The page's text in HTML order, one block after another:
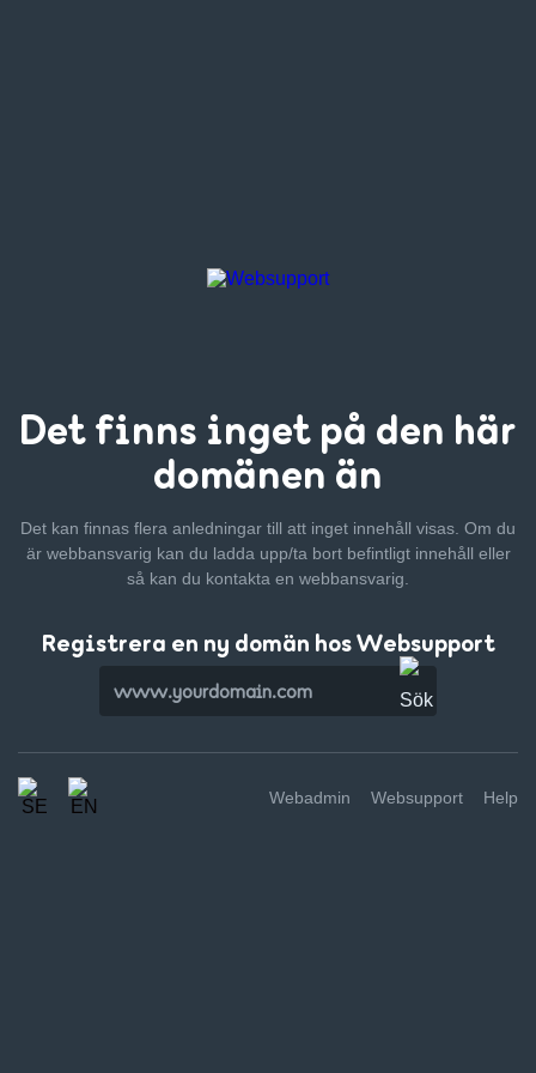
Det finns inget på den här
domänen än
Det kan finnas flera anledningar till att inget innehåll visas. Om du
är webbansvarig kan du ladda upp/ta bort befintligt innehåll eller
så kan du kontakta en webbansvarig.
Registrera en ny domän hos Websupport
Webadmin Websupport Help